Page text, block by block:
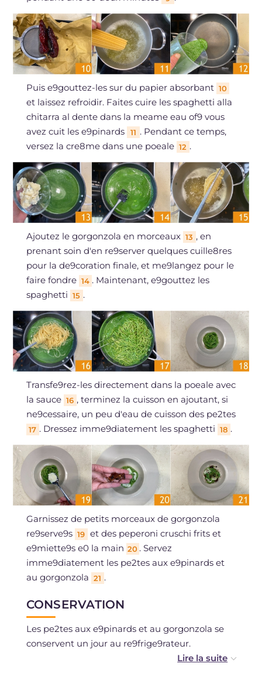
Puis e9gouttez-les sur du papier absorbant 10
et laissez refroidir. Faites cuire les spaghetti alla
chitarra al dente dans la meame eau of9 vous
avez cuit les e9pinards
11 . Pendant ce temps,
versez la cre8me dans une poeale 12 .
Ajoutez le gorgonzola en morceaux 13 , en
prenant soin d'en re9server quelques cuille8res
pour la de9coration finale, et me9langez pour le
faire fondre 14 . Maintenant, e9gouttez les
spaghetti 15 .
Transfe9rez-les directement dans la poeale avec
la sauce 16 , terminez la cuisson en ajoutant, si
ne9cessaire, un peu d'eau de cuisson des pe2tes
17 . Dressez imme9diatement les spaghetti 18 .
Garnissez de petits morceaux de gorgonzola
re9serve9s 19 et des peperoni cruschi frits et
e9miette9s e0 la main 20 . Servez
imme9diatement les pe2tes aux e9pinards et
au gorgonzola 21 .
CONSERVATION
Les pe2tes aux e9pinards et au gorgonzola se
conservent un jour au re9frige9rateur.